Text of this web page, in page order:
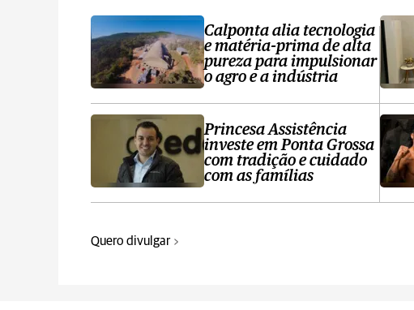
Calponta alia tecnologia
e matéria-prima de alta
pureza para impulsionar
o agro e a indústria
Princesa Assistência
investe em Ponta Grossa
com tradição e cuidado
com as famílias
Quero divulgar